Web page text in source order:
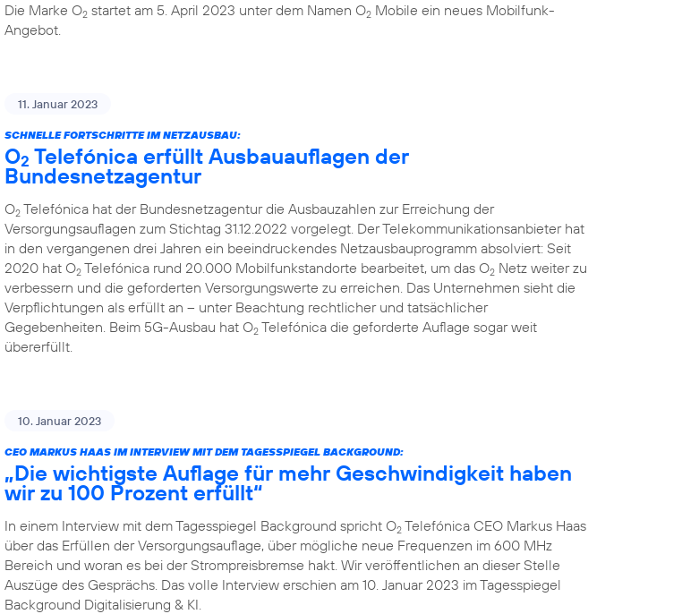
Die Marke O2 startet am 5. April 2023 unter dem Namen O2 Mobile ein neues Mobilfunk-
Angebot.
11. Januar 2023
SCHNELLE FORTSCHRITTE IM NETZAUSBAU:
O2 Telefónica erfüllt Ausbauauflagen der
Bundesnetzagentur
O2 Telefónica hat der Bundesnetzagentur die Ausbauzahlen zur Erreichung der
Versorgungsauflagen zum Stichtag 31.12.2022 vorgelegt. Der Telekommunikationsanbieter hat
in den vergangenen drei Jahren ein beeindruckendes Netzausbauprogramm absolviert: Seit
2020 hat O2 Telefónica rund 20.000 Mobilfunkstandorte bearbeitet, um das O2 Netz weiter zu
verbessern und die geforderten Versorgungswerte zu erreichen. Das Unternehmen sieht die
Verpflichtungen als erfüllt an – unter Beachtung rechtlicher und tatsächlicher
Gegebenheiten. Beim 5G-Ausbau hat O2 Telefónica die geforderte Auflage sogar weit
übererfüllt.
10. Januar 2023
CEO MARKUS HAAS IM INTERVIEW MIT DEM TAGESSPIEGEL BACKGROUND:
„Die wichtigste Auflage für mehr Geschwindigkeit haben
wir zu 100 Prozent erfüllt“
In einem Interview mit dem Tagesspiegel Background spricht O2 Telefónica CEO Markus Haas
über das Erfüllen der Versorgungsauflage, über mögliche neue Frequenzen im 600 MHz
Bereich und woran es bei der Strompreisbremse hakt. Wir veröffentlichen an dieser Stelle
Auszüge des Gesprächs. Das volle Interview erschien am 10. Januar 2023 im Tagesspiegel
Background Digitalisierung & KI.